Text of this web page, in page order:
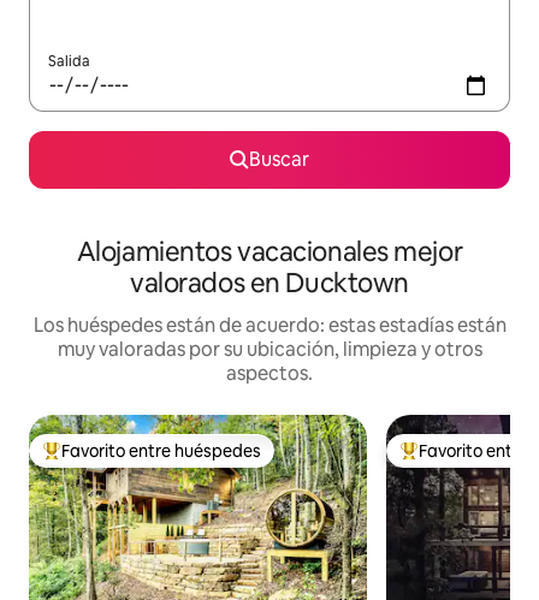
Salida
Buscar
Alojamientos vacacionales mejor
valorados en Ducktown
Los huéspedes están de acuerdo: estas estadías están
muy valoradas por su ubicación, limpieza y otros
aspectos.
Favorito entre huéspedes preferido
Favorito entre huéspedes Favorito entre
Favorito entre